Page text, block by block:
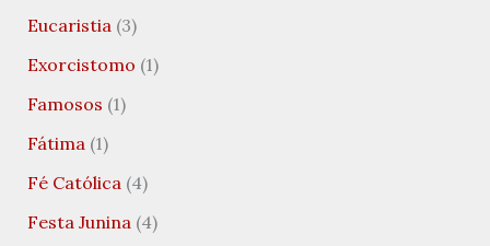
Eucaristia(3)
Exorcistomo (1)
Famosos (1)
Fátima(1)
Fé Católica(4)
Festa Junina(4)